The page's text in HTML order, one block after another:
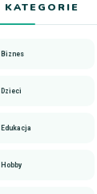
KATEGORIE
Biznes
Dzieci
Edukacja
Hobby